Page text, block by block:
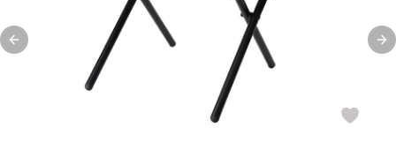
Previous slide